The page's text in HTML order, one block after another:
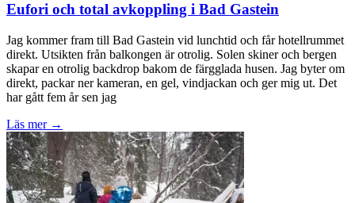
Eufori och total avkoppling i Bad Gastein
Jag kommer fram till Bad Gastein vid lunchtid och får hotellrummet
direkt. Utsikten från balkongen är otrolig. Solen skiner och bergen
skapar en otrolig backdrop bakom de färgglada husen. Jag byter om
direkt, packar ner kameran, en gel, vindjackan och ger mig ut. Det
har gått fem år sen jag
Läs mer →